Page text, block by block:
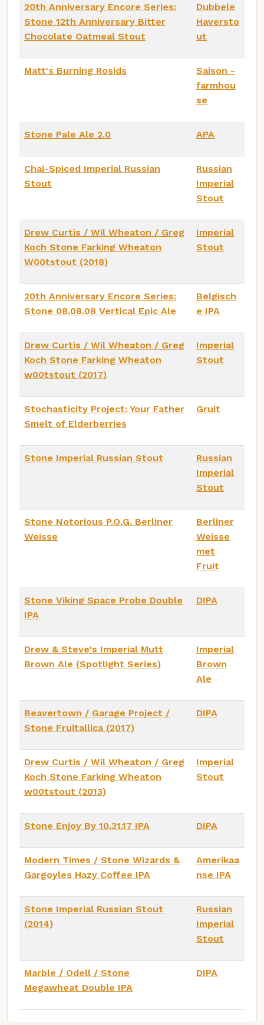
20th Anniversary Encore Series:
Stone 12th Anniversary Bitter
Chocolate Oatmeal Stout
Dubbele
Haversto
ut
Matt's Burning Rosids
Saison -
farmhou
se
Stone Pale Ale 2.0 APA
Chai-Spiced Imperial Russian
Stout
Russian
Imperial
Stout
Drew Curtis / Wil Wheaton / Greg
Koch Stone Farking Wheaton
W00tstout (2018)
Imperial
Stout
20th Anniversary Encore Series:
Stone 08.08.08 Vertical Epic Ale
Belgisch
e IPA
Drew Curtis / Wil Wheaton / Greg
Koch Stone Farking Wheaton
w00tstout (2017)
Imperial
Stout
Stochasticity Project: Your Father
Smelt of Elderberries
Gruit
Stone Imperial Russian Stout
Russian
Imperial
Stout
Stone Notorious P.O.G. Berliner
Weisse
Berliner
Weisse
met
Fruit
Stone Viking Space Probe Double
IPA
DIPA
Drew & Steve's Imperial Mutt
Brown Ale (Spotlight Series)
Imperial
Brown
Ale
Beavertown / Garage Project /
Stone Fruitallica (2017)
DIPA
Drew Curtis / Wil Wheaton / Greg
Koch Stone Farking Wheaton
w00tstout (2013)
Imperial
Stout
Stone Enjoy By 10.31.17 IPA DIPA
Modern Times / Stone Wizards &
Gargoyles Hazy Coffee IPA
Amerikaa
nse IPA
Stone Imperial Russian Stout
(2014)
Russian
Imperial
Stout
Marble / Odell / Stone
Megawheat Double IPA
DIPA